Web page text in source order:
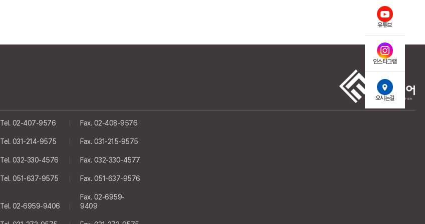
유튜브
인스타그램
오시는길
Tel. 02-407-9576 Fax. 02-408-9576
Tel. 031-214-9575 Fax. 031-215-9575
Tel. 032-330-4576 Fax. 032-330-4577
Tel. 051-637-9575 Fax. 051-637-9576
Tel. 02-6959-9406
Fax. 02-6959-
9409